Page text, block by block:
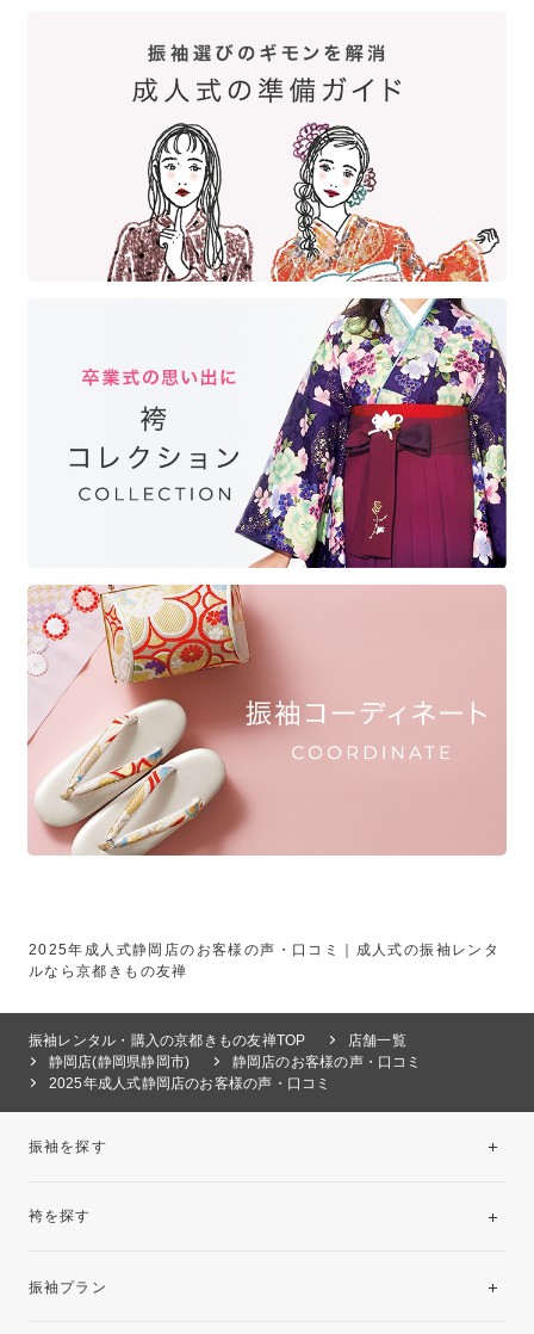
2025年成人式静岡店のお客様の声・口コミ｜成人式の振袖レンタ
ルなら京都きもの友禅
振袖レンタル・購入の京都きもの友禅TOP
店舗一覧
静岡店(静岡県静岡市)
静岡店のお客様の声・口コミ
2025年成人式静岡店のお客様の声・口コミ
振袖を探す
袴を探す
振袖プラン